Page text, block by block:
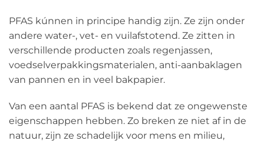
PFAS kúnnen in principe handig zijn. Ze zijn onder
andere water-, vet- en vuilafstotend. Ze zitten in
verschillende producten zoals regenjassen,
voedselverpakkingsmaterialen, anti-aanbaklagen
van pannen en in veel bakpapier.
Van een aantal PFAS is bekend dat ze ongewenste
eigenschappen hebben. Zo breken ze niet af in de
natuur, zijn ze schadelijk voor mens en milieu,